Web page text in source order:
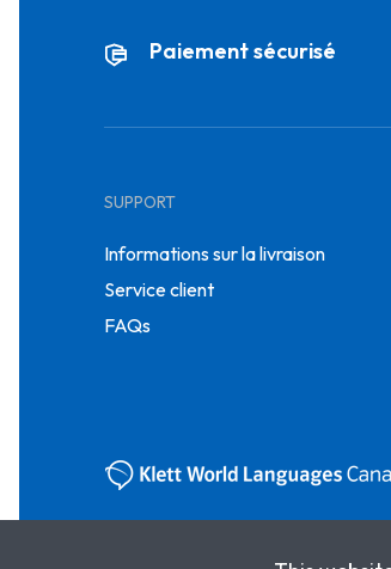
Paiement sécurisé
SUPPORT
Informations sur la livraison
Service client
FAQs